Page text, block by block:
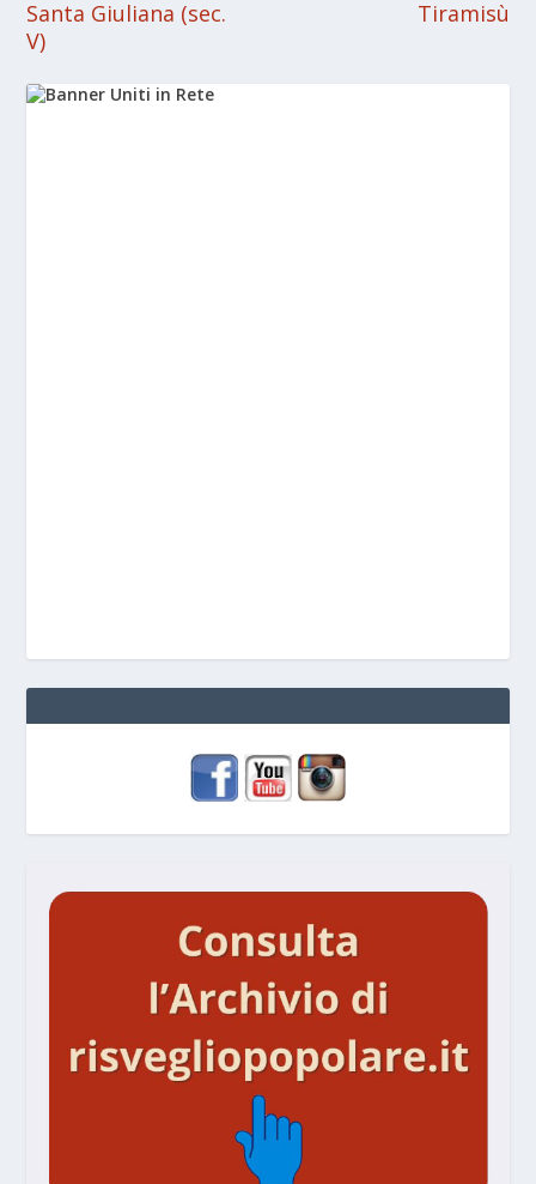
Santa Giuliana (sec.
V)
Tiramisù